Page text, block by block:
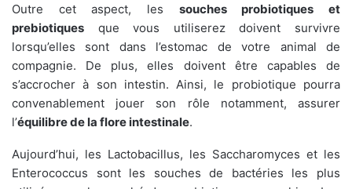
Outre cet aspect, les souches probiotiques et
prebiotiques que vous utiliserez doivent survivre
lorsqu’elles sont dans l’estomac de votre animal de
compagnie. De plus, elles doivent être capables de
s’accrocher à son intestin. Ainsi, le probiotique pourra
convenablement jouer son rôle notamment, assurer
l’équilibre de la flore intestinale.
Aujourd’hui, les Lactobacillus, les Saccharomyces et les
Enterococcus sont les souches de bactéries les plus